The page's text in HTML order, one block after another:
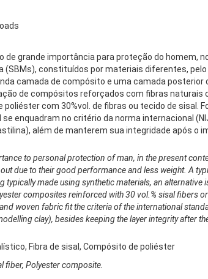
de grande importância para proteção do
constituídos por materiais diferentes,
camada de compósito e uma camada
de compósitos reforçados com fibras
com 30%vol. de fibras ou tecido de sisal.
enquadram no critério da norma internacional
além de manterem sua integridade após o
to personal protection of man, in the present
due to their good performance and less weight. A
typically made using synthetic materials, an
composites reinforced with 30 vol.% sisal fibers
woven fabric fit the criteria of the international
clay), besides keeping the layer integrity after
Fibra de sisal, Compósito de poliéster
fiber, Polyester composite.